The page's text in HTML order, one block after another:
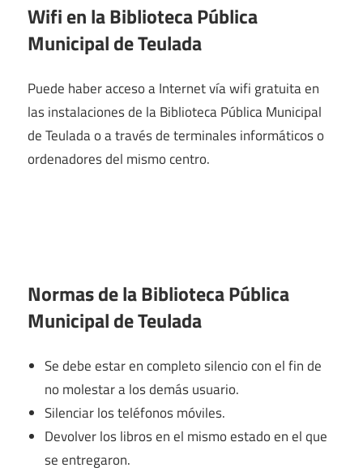
Wifi en laBiblioteca Pública
Municipal de Teulada
Puede haber acceso a Internet vía wifi gratuita en
las instalaciones de la Biblioteca Pública Municipal
de Teulada o a través de terminales informáticos o
ordenadores del mismo centro.
Normas de la Biblioteca Pública
Municipal de Teulada
Se debe estar en completo silencio con el fin de
no molestar a los demás usuario.
Silenciar los teléfonos móviles.
Devolver los libros en el mismo estado en el que
se entregaron.